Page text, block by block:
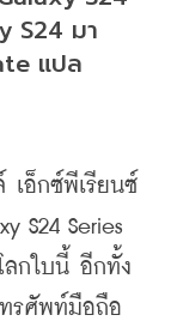
S24 มา
แปล
เอ็กซ์พีเรียนซ์
S24 Series
ลกใบนี้ อีกทั้ง
รศัพท์มือถือ